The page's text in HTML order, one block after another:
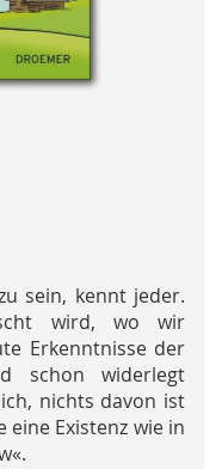
sein, kennt jeder.
wird, wo wir
Erkenntnisse der
schon widerlegt
nichts davon ist
Existenz wie in